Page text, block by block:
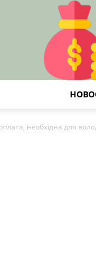
необхідна для